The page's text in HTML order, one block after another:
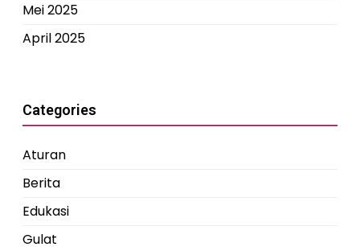
Mei 2025
April 2025
Categories
Aturan
Berita
Edukasi
Gulat